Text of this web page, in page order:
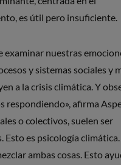
es útil pero insuficiente.
examinar nuestras
y sistemas sociales y
a la crisis climática. Y
respondiendo», afirma
o colectivos, suelen ser
Esto es psicología climática.
ambas cosas. Esto